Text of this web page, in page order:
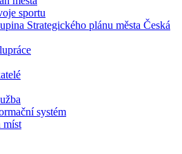
sportu
Strategického plánu města Česká
systém
míst